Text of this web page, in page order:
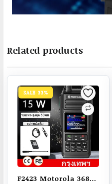
Related products
SALE 33%
F2423 Motorola 3688